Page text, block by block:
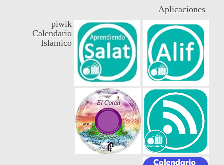
Aplicaciones
piwik
Calendario
Islamico